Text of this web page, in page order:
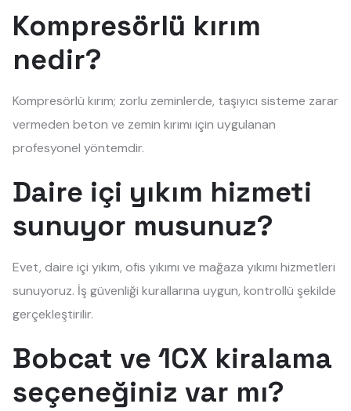
Kompresörlü kırım
nedir?
Kompresörlü kırım; zorlu zeminlerde, taşıyıcı sisteme zarar
vermeden beton ve zemin kırımı için uygulanan
profesyonel yöntemdir.
Daire içi yıkım hizmeti
sunuyor musunuz?
Evet, daire içi yıkım, ofis yıkımı ve mağaza yıkımı hizmetleri
sunuyoruz. İş güvenliği kurallarına uygun, kontrollü şekilde
gerçekleştirilir.
Bobcat ve 1CX kiralama
seçeneğiniz var mı?